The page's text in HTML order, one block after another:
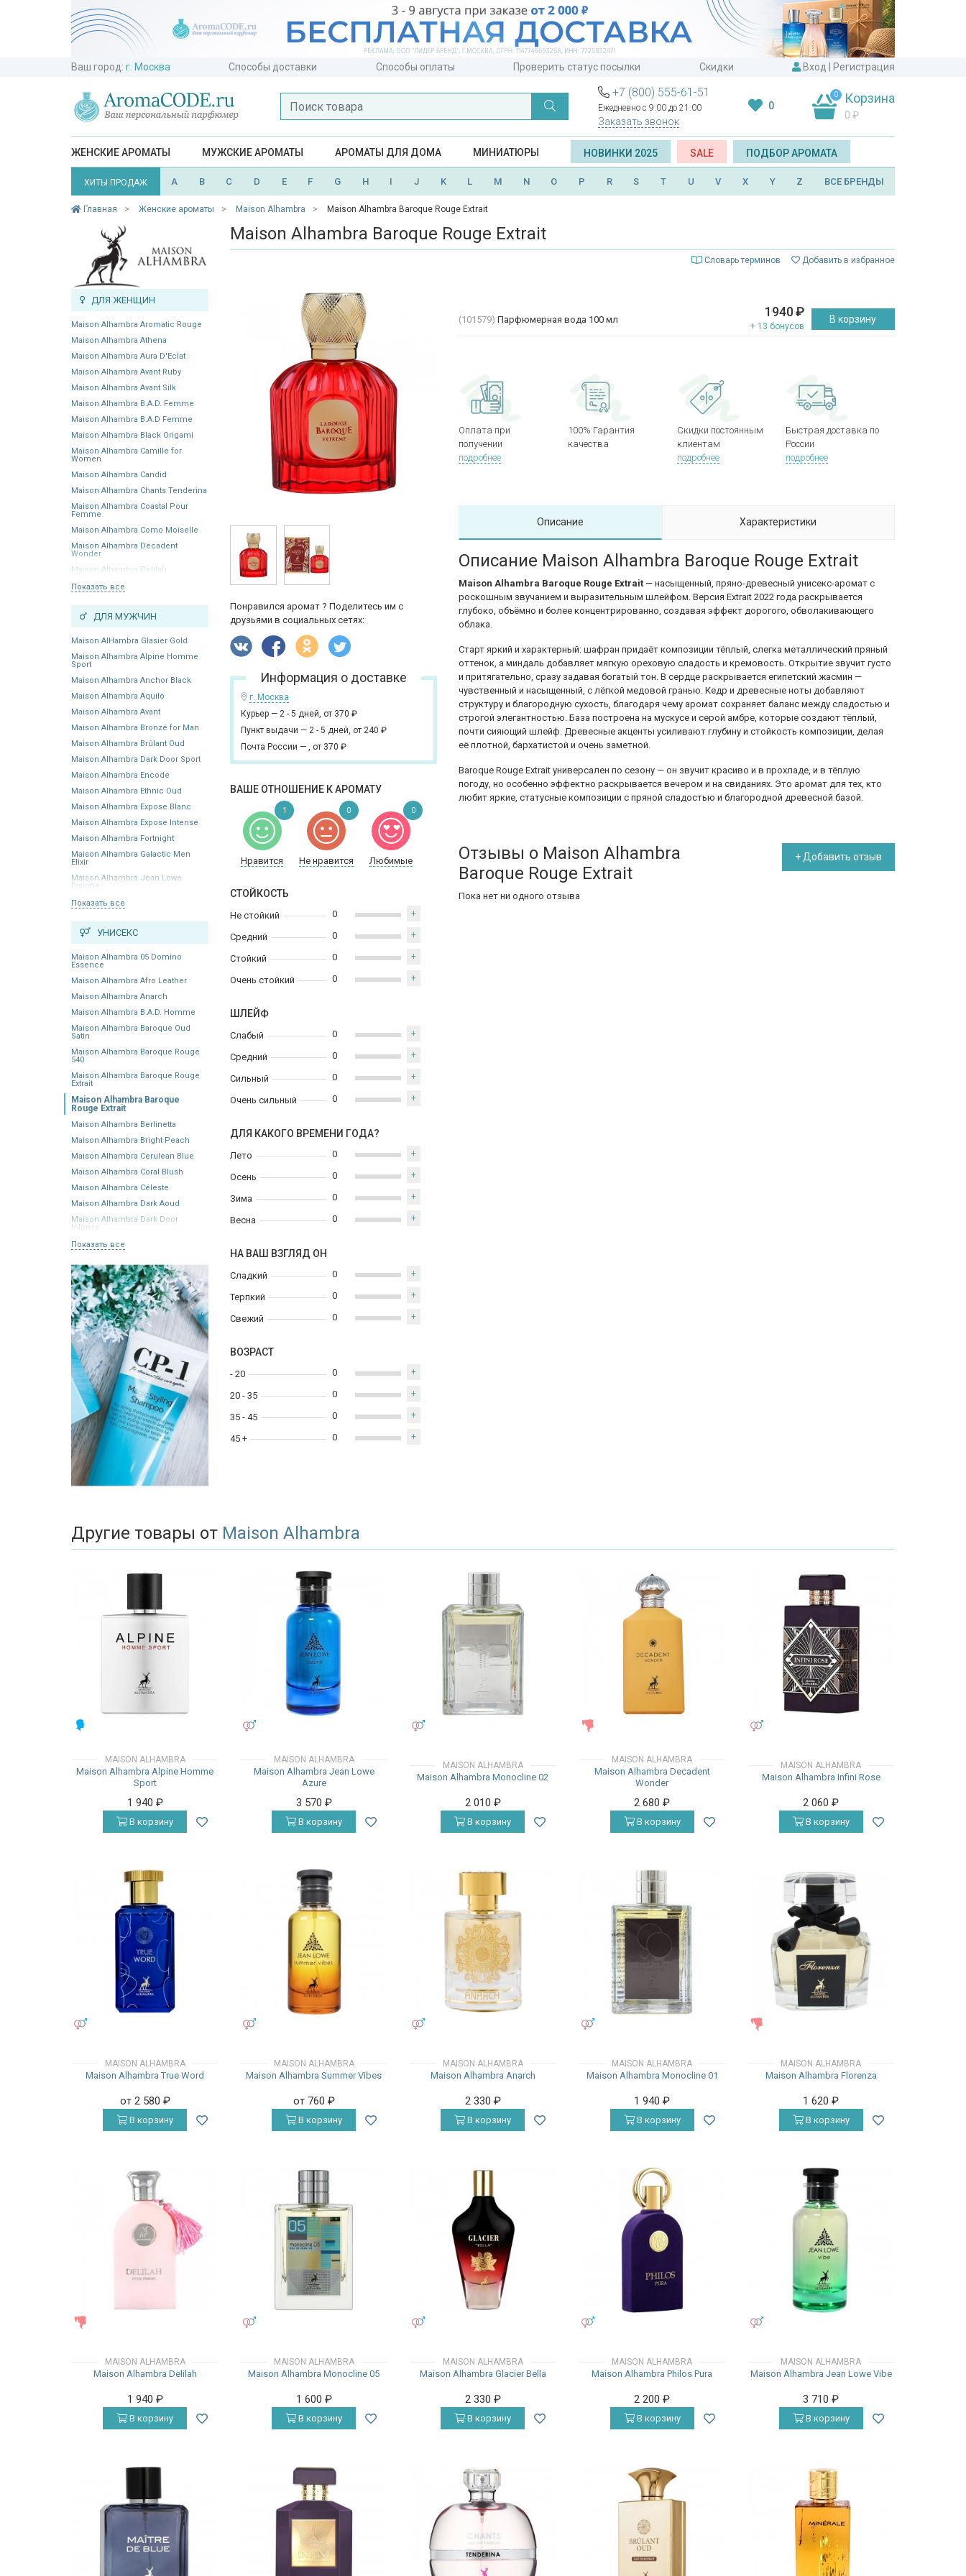
Ваш город: г. Москва Способы доставки Способы оплаты Проверить статус посылки Скидки Вход Регистрация
+7 (800) 555-61-51
Ежедневно с 9:00 до 21:00
Заказать звонок
0
0 Корзина
0 ₽
ЖЕНСКИЕ АРОМАТЫ МУЖСКИЕ АРОМАТЫ АРОМАТЫ ДЛЯ ДОМА МИНИАТЮРЫ НОВИНКИ 2025 SALE ПОДБОР АРОМАТА
ХИТЫ ПРОДАЖ A B C D E F G H I J K L M N O P R S T U V X Y Z ВСЕ БРЕНДЫ
Главная Женские ароматы Maison Alhambra Maison Alhambra Baroque Rouge Extrait
ДЛЯ ЖЕНЩИН
Maison Alhambra Aromatic Rouge
Maison Alhambra Athena
Maison Alhambra Aura D'Eclat
Maison Alhambra Avant Ruby
Maison Alhambra Avant Silk
Maison Alhambra B.A.D. Femme
Maison Alhambra B.A.D Femme
Maison Alhambra Black Origami
Maison Alhambra Camille for
Women
Maison Alhambra Candid
Maison Alhambra Chants Tenderina
Maison Alhambra Coastal Pour
Femme
Maison Alhambra Como Moiselle
Maison Alhambra Decadent
Wonder
Maison Alhambra Delilah
Показать все
ДЛЯ МУЖЧИН
Maison AlHambra Glasier Gold
Maison Alhambra Alpine Homme
Sport
Maison Alhambra Anchor Black
Maison Alhambra Aquilo
Maison Alhambra Avant
Maison Alhambra Bronzé for Man
Maison Alhambra Brûlant Oud
Maison Alhambra Dark Door Sport
Maison Alhambra Encode
Maison Alhambra Ethnic Oud
Maison Alhambra Expose Blanc
Maison Alhambra Expose Intense
Maison Alhambra Fortnight
Maison Alhambra Galactic Men
Elixir
Maison Alhambra Jean Lowe
Fraiche
Показать все
УНИСЕКС
Maison Alhambra 05 Domino
Essence
Maison Alhambra Afro Leather
Maison Alhambra Anarch
Maison Alhambra B.A.D. Homme
Maison Alhambra Baroque Oud
Satin
Maison Alhambra Baroque Rouge
540
Maison Alhambra Baroque Rouge
Extrait
Maison Alhambra Baroque
Rouge Extrait
Maison Alhambra Berlinetta
Maison Alhambra Bright Peach
Maison Alhambra Cerulean Blue
Maison Alhambra Coral Blush
Maison Alhambra Céleste
Maison Alhambra Dark Aoud
Maison Alhambra Dark Door
Intense
Показать все
Maison Alhambra Baroque Rouge Extrait
Словарь терминов Добавить в избранное
Понравился аромат ? Поделитесь им с
друзьями в социальных сетях:
Информация о доставке
г. Москва
Курьер — 2 - 5 дней, от 370 ₽
Пункт выдачи — 2 - 5 дней, от 240 ₽
Почта России — , от 370 ₽
ВАШЕ ОТНОШЕНИЕ К АРОМАТУ
Нравится Не нравится Любимые
1 0 0
СТОЙКОСТЬ
Не стойкий
Средний
Стойкий
Очень стойкий
0 +
0 +
0 +
0 +
ШЛЕЙФ
Слабый
Средний
Сильный
Очень сильный
0 +
0 +
0 +
0 +
ДЛЯ КАКОГО ВРЕМЕНИ ГОДА?
Лето
Осень
Зима
Весна
0 +
0 +
0 +
0 +
НА ВАШ ВЗГЛЯД ОН
Сладкий
Терпкий
Свежий
0 +
0 +
0 +
ВОЗРАСТ
- 20
20 - 35
35 - 45
45 +
0 +
0 +
0 +
0 +
(101579) Парфюмерная вода 100 мл 1940₽
+ 13 бонусов
В корзину
Оплата при
получении
подробнее
100% Гарантия
качества
Скидки постоянным
клиентам
подробнее
Быстрая доставка по
России
подробнее
Описание Характеристики
Описание Maison Alhambra Baroque Rouge Extrait
Maison Alhambra Baroque Rouge Extrait — насыщенный, пряно-древесный унисекс-аромат с
роскошным звучанием и выразительным шлейфом. Версия Extrait 2022 года раскрывается
глубоко, объёмно и более концентрированно, создавая эффект дорогого, обволакивающего
облака.
Старт яркий и характерный: шафран придаёт композиции тёплый, слегка металлический пряный
оттенок, а миндаль добавляет мягкую ореховую сладость и кремовость. Открытие звучит густо
и притягательно, сразу задавая богатый тон. В сердце раскрывается египетский жасмин —
чувственный и насыщенный, с лёгкой медовой гранью. Кедр и древесные ноты добавляют
структуру и благородную сухость, благодаря чему аромат сохраняет баланс между сладостью и
строгой элегантностью. База построена на мускусе и серой амбре, которые создают тёплый,
почти сияющий шлейф. Древесные акценты усиливают глубину и стойкость композиции, делая
её плотной, бархатистой и очень заметной.
Baroque Rouge Extrait универсален по сезону — он звучит красиво и в прохладе, и в тёплую
погоду, но особенно эффектно раскрывается вечером и на свиданиях. Это аромат для тех, кто
любит яркие, статусные композиции с пряной сладостью и благородной древесной базой.
Отзывы о Maison Alhambra
Baroque Rouge Extrait
+ Добавить отзыв
Пока нет ни одного отзыва
Другие товары от Maison Alhambra
MAISON ALHAMBRA
Maison Alhambra Alpine Homme
Sport
1 940 ₽
В корзину
MAISON ALHAMBRA
Maison Alhambra Jean Lowe
Azure
3 570 ₽
В корзину
MAISON ALHAMBRA
Maison Alhambra Monocline 02
2 010 ₽
В корзину
MAISON ALHAMBRA
Maison Alhambra Decadent
Wonder
2 680₽
В корзину
MAISON ALHAMBRA
Maison Alhambra Infini Rose
2 060₽
В корзину
MAISON ALHAMBRA
Maison Alhambra True Word
от 2 580 ₽
В корзину
MAISON ALHAMBRA
Maison Alhambra Summer Vibes
от 760 ₽
В корзину
MAISON ALHAMBRA
Maison Alhambra Anarch
2 330 ₽
В корзину
MAISON ALHAMBRA
Maison Alhambra Monocline 01
1 940₽
В корзину
MAISON ALHAMBRA
Maison Alhambra Florenza
1 620₽
В корзину
MAISON ALHAMBRA
Maison Alhambra Delilah
1 940 ₽
В корзину
MAISON ALHAMBRA
Maison Alhambra Monocline 05
1 600 ₽
В корзину
MAISON ALHAMBRA
Maison Alhambra Glacier Bella
2 330 ₽
В корзину
MAISON ALHAMBRA
Maison Alhambra Philos Pura
2 200₽
В корзину
MAISON ALHAMBRA
Maison Alhambra Jean Lowe Vibe
3 710₽
В корзину